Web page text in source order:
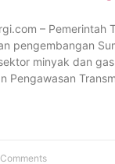
– Pemerintah
pengembangan
minyak dan
Pengawasan